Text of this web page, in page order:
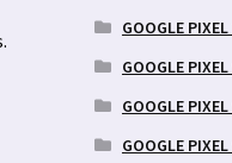
GOOGLE
GOOGLE PIXEL
GOOGLE
GOOGLE